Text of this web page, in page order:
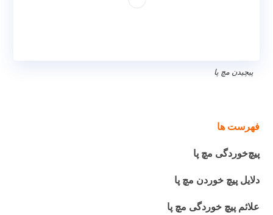
پیچیدن مچ پا
فهرست ها
پیچ‌خوردگی مچ پا
دلایل پیچ خوردن مچ پا
علائم پیچ خوردگی مچ پا